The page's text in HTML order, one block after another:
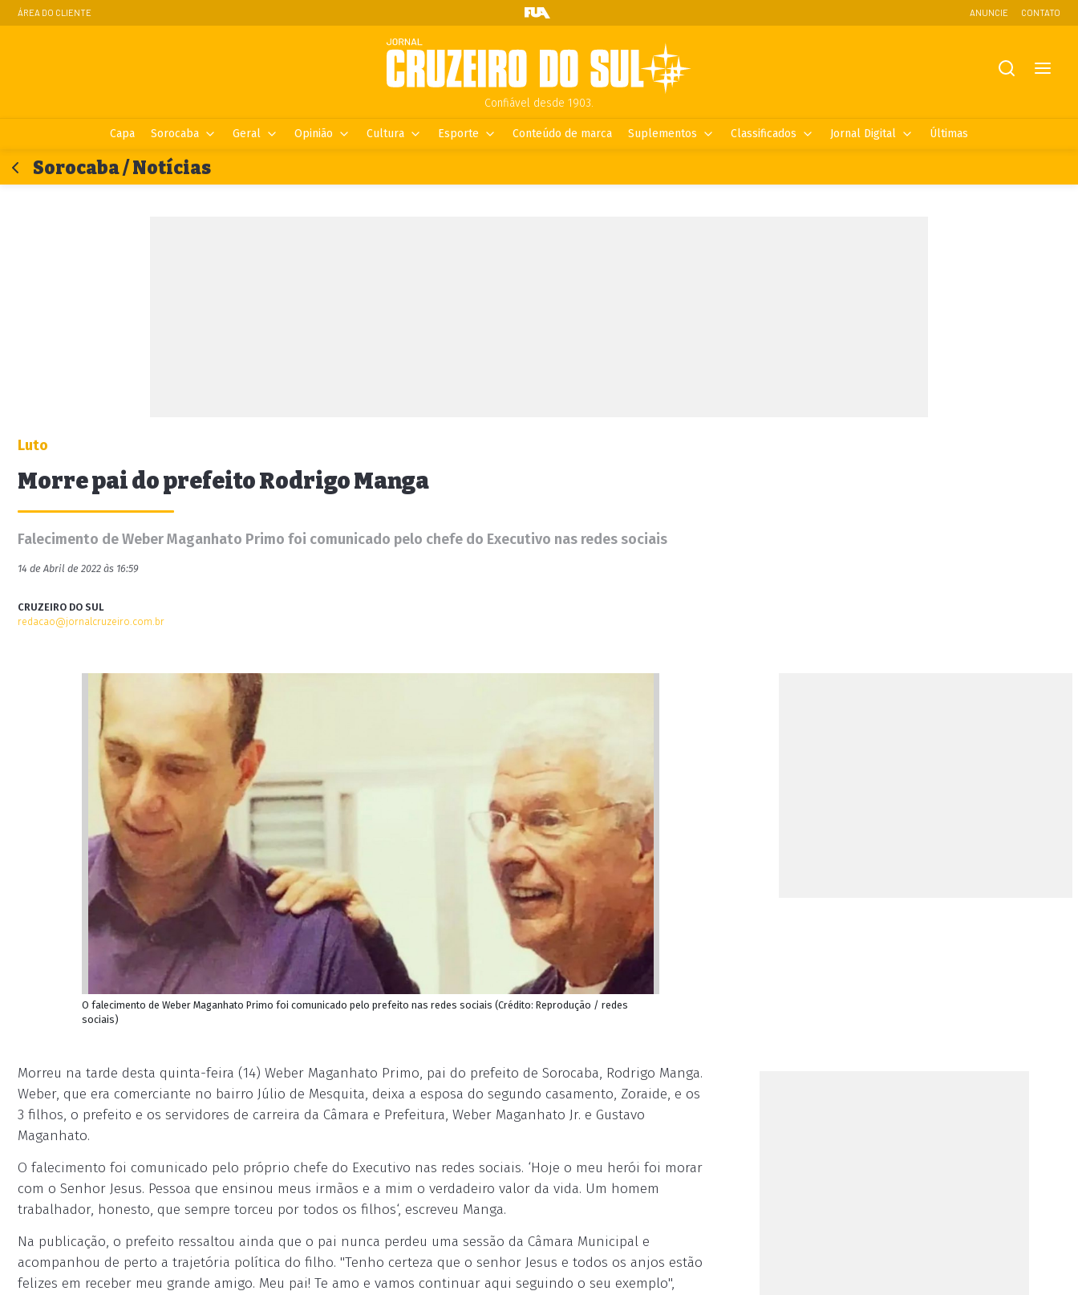
ÁREA DO CLIENTE ANUNCIE CONTATO
Confiável desde 1903.
Capa Sorocaba Geral Opinião Cultura Esporte Conteúdo de marca Suplementos Classificados Jornal Digital Últimas
Sorocaba / Notícias
Luto
Morre pai do prefeito Rodrigo Manga
Falecimento de Weber Maganhato Primo foi comunicado pelo chefe do Executivo nas redes sociais
14 de Abril de 2022 às 16:59
CRUZEIRO DO SUL
redacao@jornalcruzeiro.com.br
O falecimento de Weber Maganhato Primo foi comunicado pelo prefeito nas redes sociais (Crédito: Reprodução / redes
sociais)
Morreu na tarde desta quinta-feira (14) Weber Maganhato Primo, pai do prefeito de Sorocaba, Rodrigo Manga.
Weber, que era comerciante no bairro Júlio de Mesquita, deixa a esposa do segundo casamento, Zoraide, e os
3 filhos, o prefeito e os servidores de carreira da Câmara e Prefeitura, Weber Maganhato Jr. e Gustavo
Maganhato.
O falecimento foi comunicado pelo próprio chefe do Executivo nas redes sociais. ‘Hoje o meu herói foi morar
com o Senhor Jesus. Pessoa que ensinou meus irmãos e a mim o verdadeiro valor da vida. Um homem
trabalhador, honesto, que sempre torceu por todos os filhos‘, escreveu Manga.
Na publicação, o prefeito ressaltou ainda que o pai nunca perdeu uma sessão da Câmara Municipal e
acompanhou de perto a trajetória política do filho. "Tenho certeza que o senhor Jesus e todos os anjos estão
felizes em receber meu grande amigo. Meu pai! Te amo e vamos continuar aqui seguindo o seu exemplo",